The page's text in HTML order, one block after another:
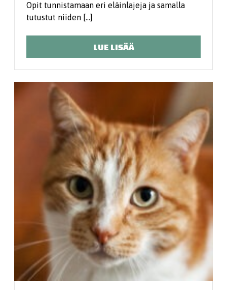
Opit tunnistamaan eri eläinlajeja ja samalla
tutustut niiden […]
LUE LISÄÄ